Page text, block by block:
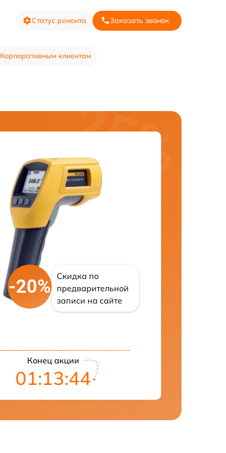
Статус ремонта Заказать звонок
Корпоративным клиентам
-20%
Скидка по
предварительной
записи на сайте
Конец акции
01:13:43